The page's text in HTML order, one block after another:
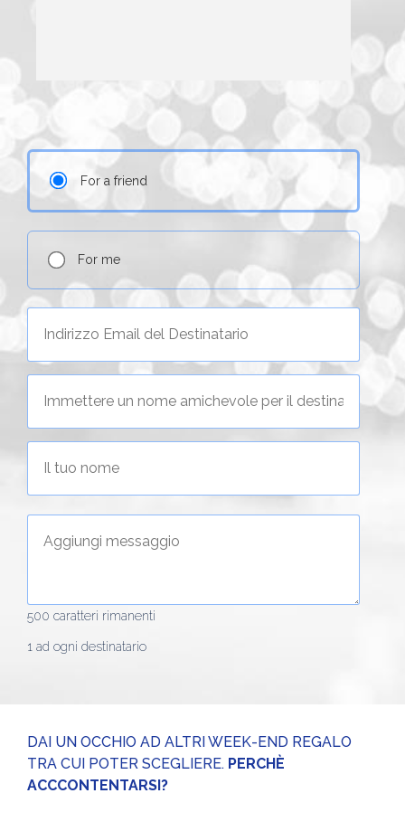
For a friend
For me
500 caratteri rimanenti
1 ad ogni destinatario
DAI UN OCCHIO AD ALTRI WEEK-END REGALO
TRA CUI POTER SCEGLIERE. PERCHÈ
ACCCONTENTARSI?